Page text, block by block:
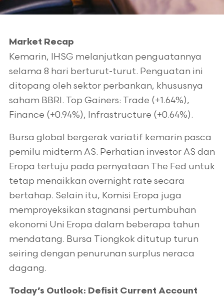
Market Recap
Kemarin, IHSG melanjutkan penguatannya
selama 8 hari berturut-turut. Penguatan ini
ditopang oleh sektor perbankan, khususnya
saham BBRI. Top Gainers: Trade (+1.64%),
Finance (+0.94%), Infrastructure (+0.64%).
Bursa global bergerak variatif kemarin pasca
pemilu midterm AS. Perhatian investor AS dan
Eropa tertuju pada pernyataan The Fed untuk
tetap menaikkan overnight rate secara
bertahap. Selain itu, Komisi Eropa juga
memproyeksikan stagnansi pertumbuhan
ekonomi Uni Eropa dalam beberapa tahun
mendatang. Bursa Tiongkok ditutup turun
seiring dengan penurunan surplus neraca
dagang.
Today’s Outlook: Defisit Current Account